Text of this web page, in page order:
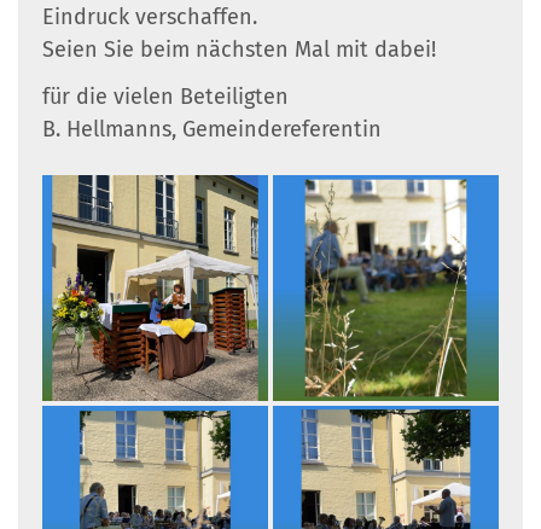
Eindruck verschaffen.
Seien Sie beim nächsten Mal mit dabei!
für die vielen Beteiligten
B. Hellmanns, Gemeindereferentin